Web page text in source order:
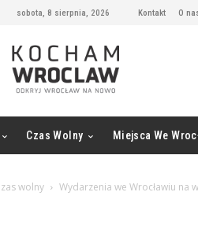
sobota, 8 sierpnia, 2026 Kontakt O
Czas Wolny Miejsca We
wolny Wydarzenia we Wrocławiu na